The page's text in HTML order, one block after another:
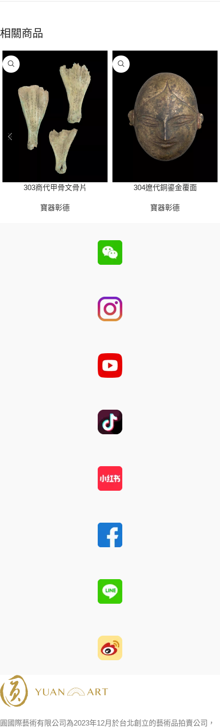
相關商品
303商代甲骨文骨片
寶器彰德
304遼代銅鎏金覆面
寶器彰德
圓國際藝術有限公司為2023年12月於台北創立的藝術品拍賣公司，